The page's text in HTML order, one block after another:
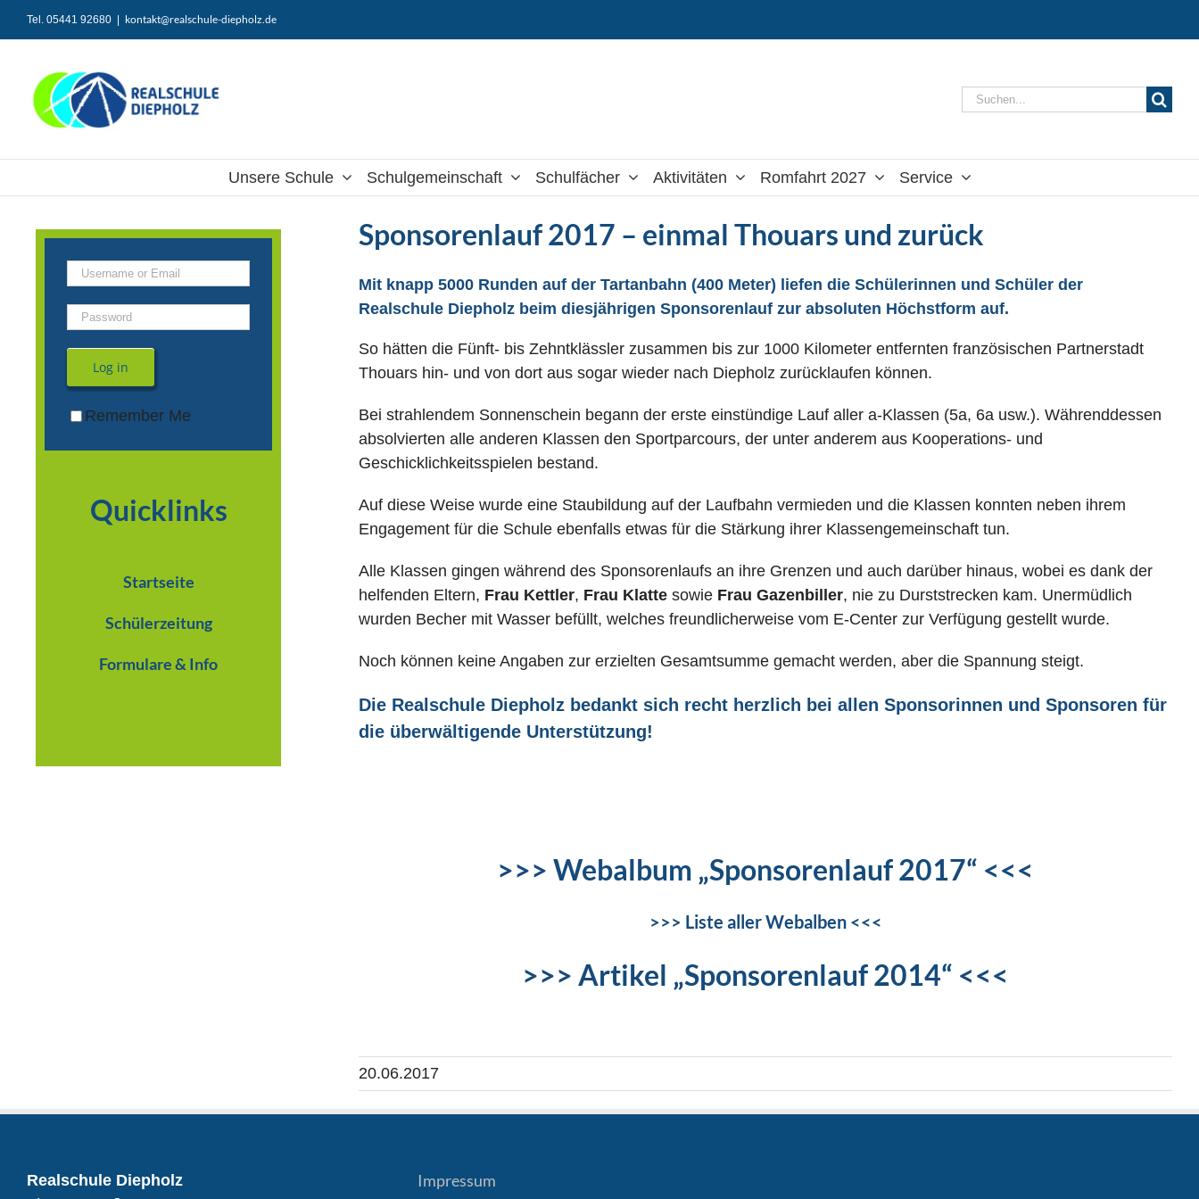
Zum
Inhalt
Tel. 05441 92680 kontakt@realschule-diepholz.de
Suche
Unsere Schule Schulgemeinschaft Schulfächer Aktivitäten Romfahrt 2027 Service
Sponsorenlauf 2017 – einmal Thouars und zurück
Mit knapp 5000 Runden auf der Tartanbahn (400 Meter) liefen die Schülerinnen und Schüler der
Realschule Diepholz beim diesjährigen Sponsorenlauf zur absoluten Höchstform auf.
So hätten die Fünft- bis Zehntklässler zusammen bis zur 1000 Kilometer entfernten französischen Partnerstadt
Thouars hin- und von dort aus sogar wieder nach Diepholz zurücklaufen können.
Bei strahlendem Sonnenschein begann der erste einstündige Lauf aller a-Klassen (5a, 6a usw.). Währenddessen
absolvierten alle anderen Klassen den Sportparcours, der unter anderem aus Kooperations- und
Geschicklichkeitsspielen bestand.
Auf diese Weise wurde eine Staubildung auf der Laufbahn vermieden und die Klassen konnten neben ihrem
Engagement für die Schule ebenfalls etwas für die Stärkung ihrer Klassengemeinschaft tun.
Alle Klassen gingen während des Sponsorenlaufs an ihre Grenzen und auch darüber hinaus, wobei es dank der
helfenden Eltern, Frau Kettler, Frau Klatte sowie Frau Gazenbiller, nie zu Durststrecken kam. Unermüdlich
wurden Becher mit Wasser befüllt, welches freundlicherweise vom E-Center zur Verfügung gestellt wurde.
Noch können keine Angaben zur erzielten Gesamtsumme gemacht werden, aber die Spannung steigt.
Die Realschule Diepholz bedankt sich recht herzlich bei allen Sponsorinnen und Sponsoren für
die überwältigende Unterstützung!
>>> Webalbum „Sponsorenlauf 2017“ <<<
>>> Liste aller Webalben <<<
>>> Artikel „Sponsorenlauf 2014“ <<<
20.06.2017
Log in
Remember Me
Quicklinks
Startseite
Schülerzeitung
Formulare & Info
Realschule Diepholz
Impressum